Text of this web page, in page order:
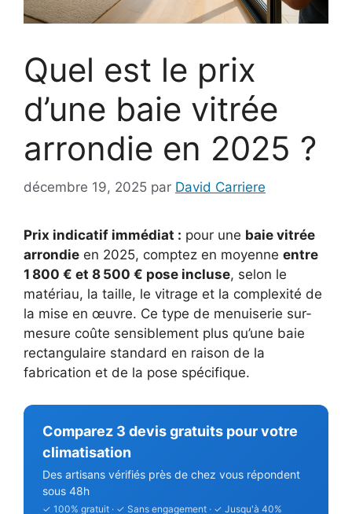
Quel est le prix
d’une baie vitrée
arrondie en 2025 ?
décembre 19, 2025 par David Carriere
Prix indicatif immédiat : pour une baie vitrée
arrondie en 2025, comptez en moyenne entre
1 800 € et 8 500 € pose incluse, selon le
matériau, la taille, le vitrage et la complexité de
la mise en œuvre. Ce type de menuiserie sur-
mesure coûte sensiblement plus qu’une baie
rectangulaire standard en raison de la
fabrication et de la pose spécifique.
Comparez 3 devis gratuits pour votre
climatisation
Des artisans vérifiés près de chez vous répondent
sous 48h
✓ 100% gratuit · ✓ Sans engagement · ✓ Jusqu'à 40%